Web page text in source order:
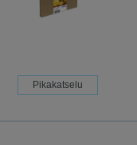
Pikakatselu